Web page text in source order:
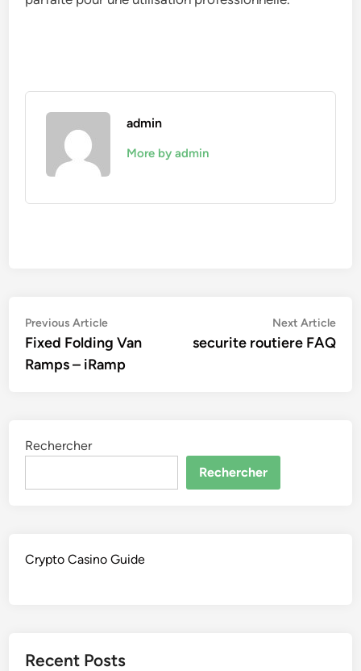
admin
More by admin
Navigation
de
l’article
Previous ArticlePrevious
article:
Fixed Folding Van
Ramps – iRamp
Next Article
securite routiere FAQ
Rechercher
Rechercher
Crypto Casino Guide
Recent Posts